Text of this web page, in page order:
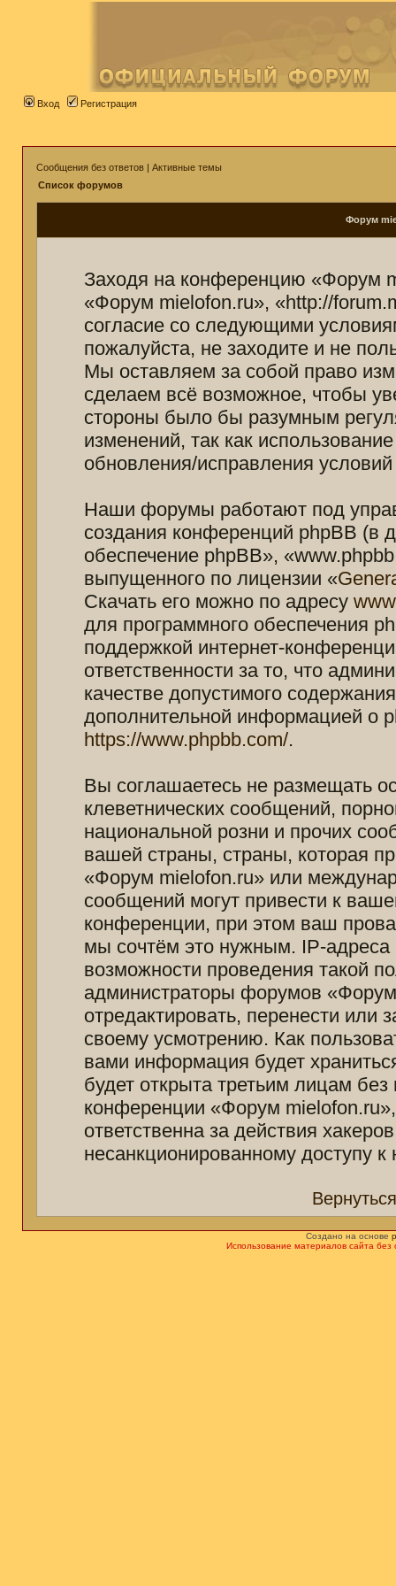
Вход Регистрация
Сообщения без ответов | Активные темы
Список форумов
Форум
Заходя на конференцию «Форум
«Форум mielofon.ru», «http://
согласие со следующими
пожалуйста, не заходите и не
Мы оставляем за собой право
сделаем всё возможное, чтобы
стороны было бы разумным
изменений, так как
обновления/исправления
Наши форумы работают под
создания конференций phpBB (в
обеспечение phpBB»,
выпущенного по лицензии «
Скачать его можно по адресу
для программного обеспечения
поддержкой интернет-
ответственности за то, что
качестве допустимого
дополнительной информацией о
https://www.phpbb.com/.
Вы соглашаетесь не размещать
клеветнических сообщений,
национальной розни и прочих
вашей страны, страны, которая
«Форум mielofon.ru» или
сообщений могут привести к
конференции, при этом ваш
мы сочтём это нужным. IP-
возможности проведения такой
администраторы форумов
отредактировать, перенести
своему усмотрению. Как
вами информация будет
будет открыта третьим лицам
конференции «Форум
ответственна за действия
несанкционированному доступу к
Создано на основе
Использование материалов сайта